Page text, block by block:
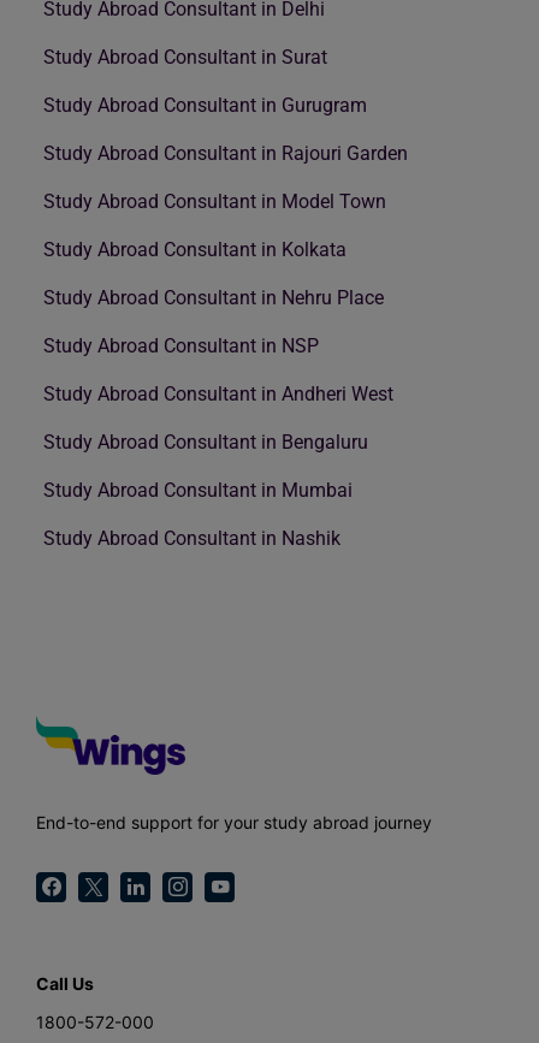
Study Abroad Consultant in Delhi
Study Abroad Consultant in Surat
Study Abroad Consultant in Gurugram
Study Abroad Consultant in Rajouri Garden
Study Abroad Consultant in Model Town
Study Abroad Consultant in Kolkata
Study Abroad Consultant in Nehru Place
Study Abroad Consultant in NSP
Study Abroad Consultant in Andheri West
Study Abroad Consultant in Bengaluru
Study Abroad Consultant in Mumbai
Study Abroad Consultant in Nashik
End-to-end support for your study abroad journey
Call Us
1800-572-000